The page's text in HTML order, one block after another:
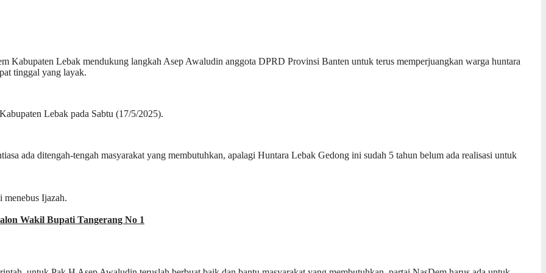
Kabupaten Lebak mendukung langkah Asep Awaludin anggota DPRD Provinsi Banten untuk terus memperjuangkan warga huntara
tinggal yang layak.
Lebak pada Sabtu (17/5/2025).
ada ditengah-tengah masyarakat yang membutuhkan, apalagi Huntara Lebak Gedong ini sudah 5 tahun belum ada realisasi untuk
Wakil Bupati Tangerang No 1